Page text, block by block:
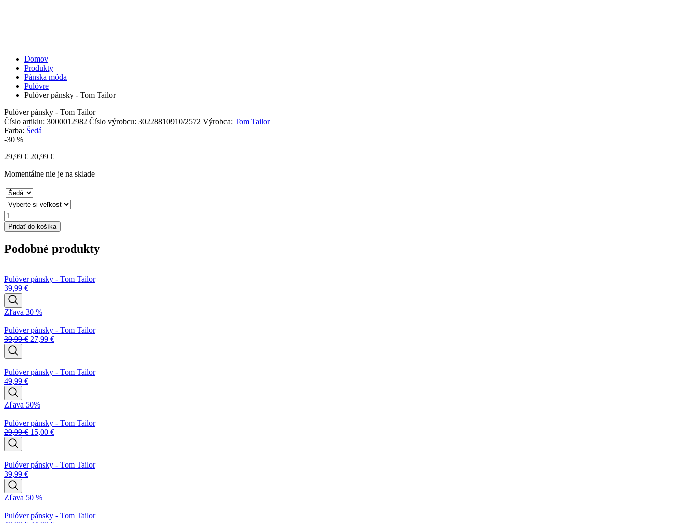
Domov
Produkty
Pánska móda
Pulóvre
Pulóver pánsky - Tom Tailor
Pulóver pánsky - Tom Tailor
Číslo artiklu: 3000012982 Číslo výrobcu: 30228810910/2572 Výrobca: Tom Tailor
Farba: Šedá
-30 %
29,99€ 20,99 €
Momentálne nie je na sklade
množstvo
Pulóver
pánsky
Tom
Pridať do košíka
Podobné produkty
Pulóver pánsky - Tom Tailor
39,99 €
Zľava 30 %
Pulóver pánsky - Tom Tailor
39,99€ 27,99 €
Pulóver pánsky - Tom Tailor
49,99 €
Zľava 50%
Pulóver pánsky - Tom Tailor
29,99€ 15,00 €
Pulóver pánsky - Tom Tailor
39,99 €
Zľava 50 %
Pulóver pánsky - Tom Tailor